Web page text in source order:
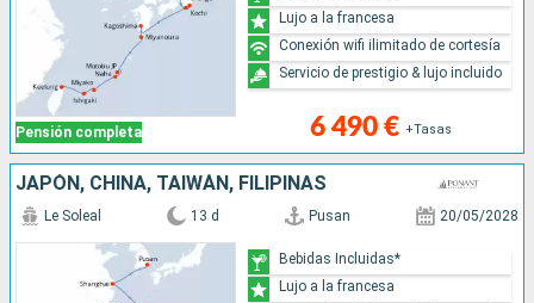
Pensión completa 6 490 € +Tasas
Lujo a la francesa
Conexión wifi ilimitado de cortesía
Servicio de prestigio & lujo incluido
JAPÓN, CHINA, TAIWÁN, FILIPINAS
Le Soleal 13 d Pusan 20/05/2028
Bebidas Incluidas*
Lujo a la francesa